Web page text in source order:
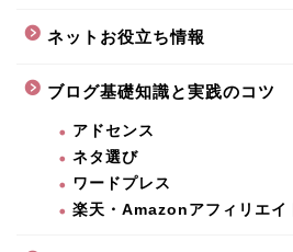
ネットお役立ち情報
ブログ基礎知識と実践のコツ
アドセンス
ネタ選び
ワードプレス
楽天・Amazonアフィリエイ